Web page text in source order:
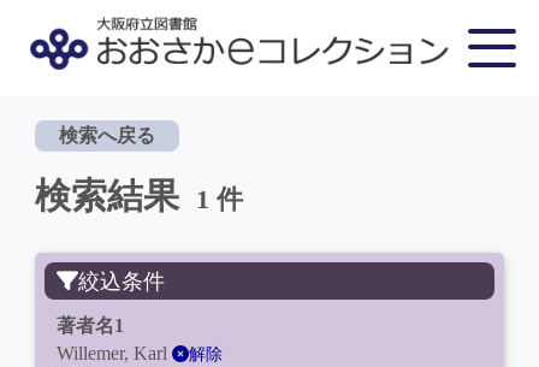
検索へ戻る
検索結果 1 件
絞込条件
著者名1
Willemer, Karl
解除